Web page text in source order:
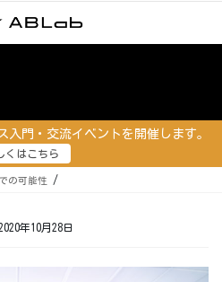
入門・交流イベントを開催します。
くはこちら
の可能性
年10月28日